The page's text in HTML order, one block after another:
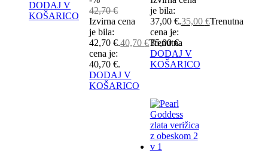
DODAJ V
KOŠARICO
42,70€
Izvirna cena
je bila:
42,70 €.40,70€Trenutna
cena je:
40,70 €.
DODAJ V
KOŠARICO
je bila:
37,00 €.35,00 €Trenutna
cena je:
35,00 €.
DODAJ V
KOŠARICO